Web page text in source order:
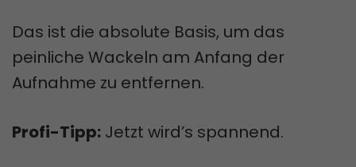
Das ist die absolute Basis, um das
peinliche Wackeln am Anfang der
Aufnahme zu entfernen.
Profi-Tipp: Jetzt wird’s spannend.